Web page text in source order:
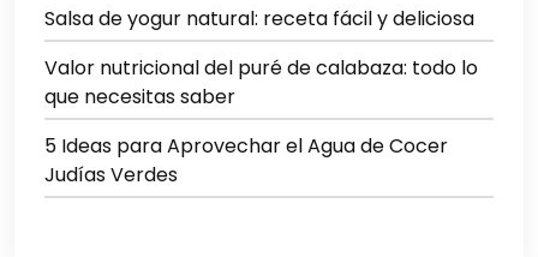
Salsa de yogur natural: receta fácil y deliciosa
Valor nutricional del puré de calabaza: todo lo
que necesitas saber
5 Ideas para Aprovechar el Agua de Cocer
Judías Verdes